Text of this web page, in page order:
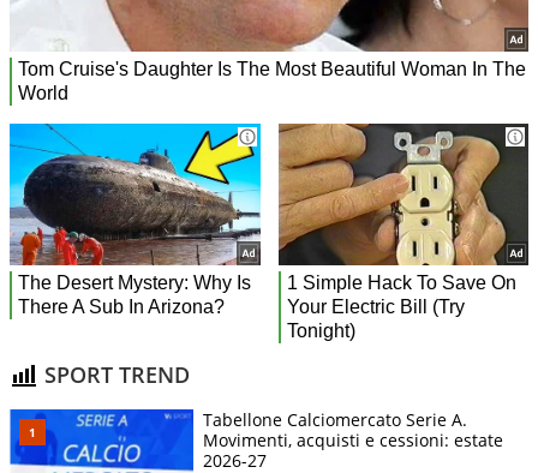
SPORT TREND
Tabellone Calciomercato Serie A.
Movimenti, acquisti e cessioni: estate
2026-27